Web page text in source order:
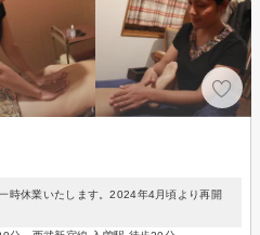
時休業いたします。2024年4月頃より再開